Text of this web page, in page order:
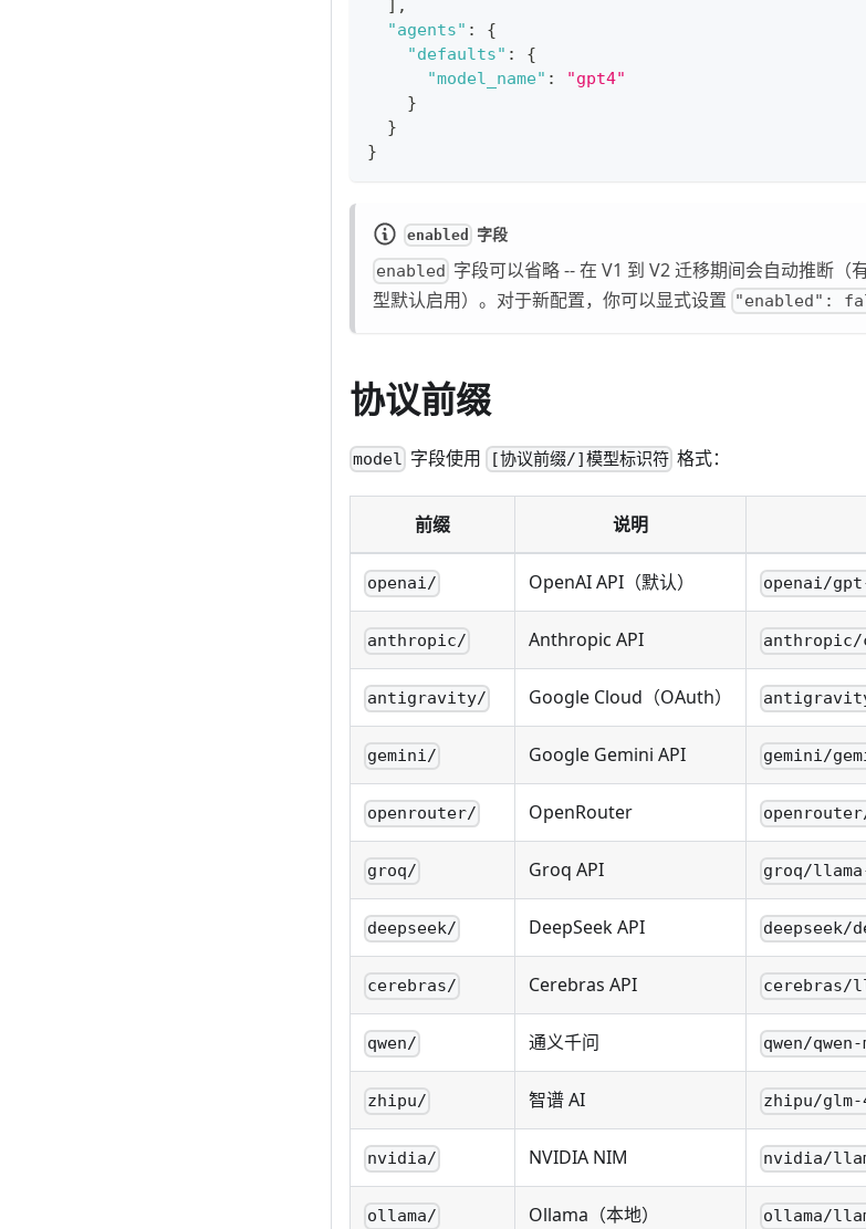
] ,
"agents" :
{
"defaults" :
{
"model_name" :
"gpt4"
}
}
}
enabled 字段
enabled 字段可以省略 -- 在 V1 到 V2 迁移期间会自动推断（
型默认启用）。对于新配置，你可以显式设置 "enabled":
协议前缀
model 字段使用 [协议前缀/]模型标识符格式：
前缀 说明
openai/ OpenAI API（默认） openai/
anthropic/ Anthropic API anthropic/
antigravity/ Google Cloud（OAuth）
gemini/ Google Gemini API gemini/
openrouter/ OpenRouter
groq/ Groq API groq/
deepseek/ DeepSeek API deepseek/
cerebras/ Cerebras API cerebras/
qwen/ 通义千问 qwen/qwen-
zhipu/ 智谱 AI zhipu/glm-
nvidia/ NVIDIA NIM nvidia/
ollama/ Ollama（本地） ollama/